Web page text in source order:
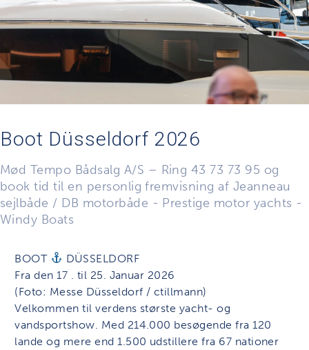
Boot Düsseldorf 2026
Mød Tempo Bådsalg A/S – Ring 43 73 73 95 og
book tid til en personlig fremvisning af Jeanneau
sejlbåde / DB motorbåde - Prestige motor yachts -
Windy Boats
BOOT
DÜSSELDORF
Fra den 17 . til 25. Januar 2026
(Foto: Messe Düsseldorf / ctillmann)
Velkommen til verdens største yacht- og
vandsportshow. Med 214.000 besøgende fra 120
lande og mere end 1.500 udstillere fra 67 nationer